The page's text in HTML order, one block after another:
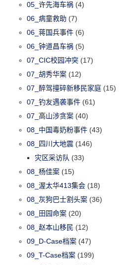
05_许先海车祸 (4)
06_病童救助 (7)
06_蒋国兵事件 (6)
06_钟道昌车祸 (5)
07_CIC校园冲突 (17)
07_胡秀华案 (12)
07_醉驾撞碎新移民家庭 (15)
07_钓友遇袭事件 (61)
07_高山涉贪案 (40)
08_中国毒奶粉事件 (43)
08_四川大地震 (146)
灾区采访队 (33)
08_杨佳案 (15)
08_渥太华413集会 (18)
08_灰狗巴士割头案 (36)
08_田园命案 (20)
08_赵本山移民 (12)
09_D-Case档案 (47)
09_T-Case档案 (199)